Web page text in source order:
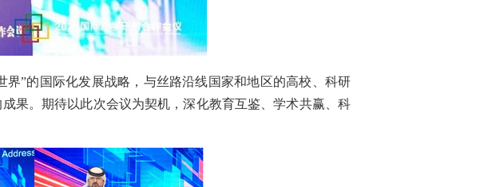
”的国际化发展战略，与丝路沿线国家和地区的高校、科研
果。期待以此次会议为契机，深化教育互鉴、学术共赢、科